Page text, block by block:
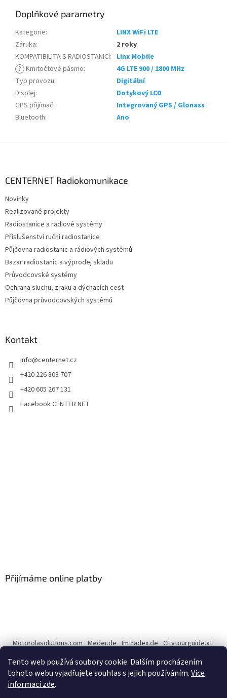
Tento web používá soubory cookie. Dalším procházením
tohoto webu vyjadřujete souhlas s jejich používáním.Více
informací zde.
Doplňkové parametry
Kategorie:
LINX WiFi LTE
Záruka:
2 roky
KOMPATIBILITA S RADIOSTANICÍ: Linx Mobile
? Kmitočtové pásmo:
4G LTE 900 / 1800 MHz
Typ provozu:
Digitální
Displej:
Dotykový LCD
GPS přijímač:
Integrovaný GPS / Glonass
Bluetooth: Ano
CENTERNET Radiokomunikace
Novinky
Realizované projekty
Radiostanice a rádiové systémy
Příslušenství ruční radiostanice
Půjčovna radiostanic a rádiových systémů
Bazar radiostanic a výprodej skladu
Průvodcovské systémy
Ochrana sluchu, zraku a dýchacích cest
Půjčovna průvodcovských systémů
Kontakt
info@centernet.cz
+420 226 808 707
+420 605 267 131
Facebook CENTER NET
Přijímáme online platby
Motorolasolutions.com Meder.de Imtradex.de Citytourguide.at